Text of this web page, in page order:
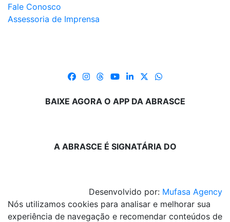
Fale Conosco
Assessoria de Imprensa
BAIXE AGORA O APP DA ABRASCE
A ABRASCE É SIGNATÁRIA DO
Desenvolvido por: Mufasa Agency
Nós utilizamos cookies para analisar e melhorar sua
experiência de navegação e recomendar conteúdos de